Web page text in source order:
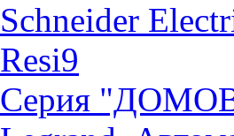
Schneider
Resi9
Серия